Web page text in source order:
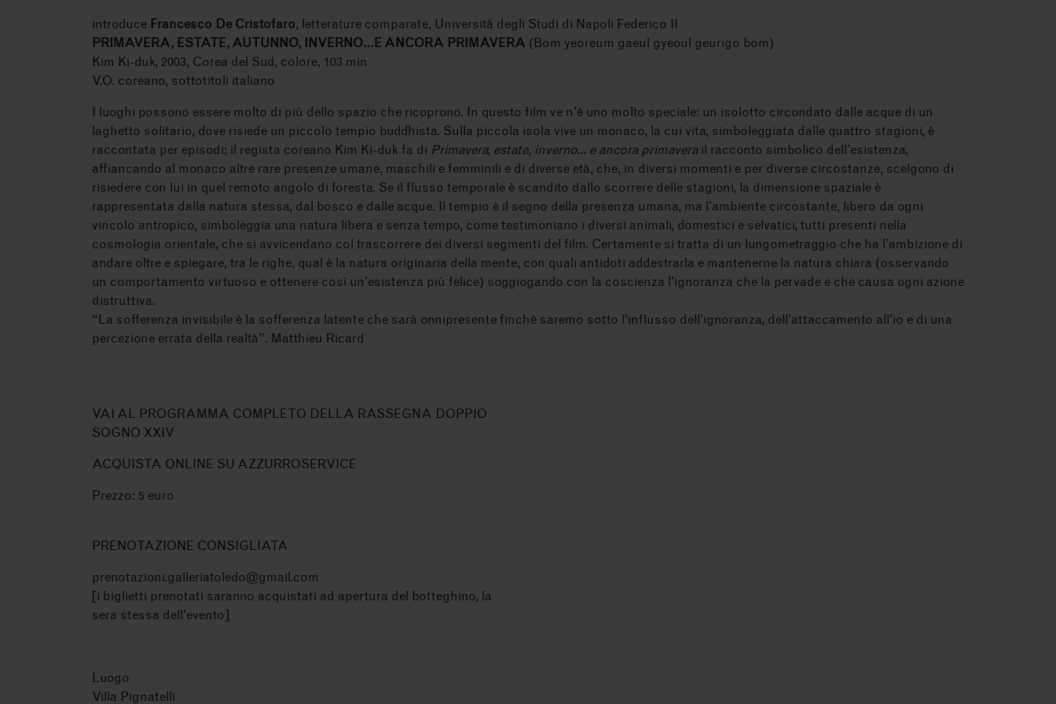
introduce Francesco De Cristofaro, letterature comparate, Università degli Studi di Napoli Federico II
PRIMAVERA, ESTATE, AUTUNNO, INVERNO…E ANCORA PRIMAVERA (Bom yeoreum gaeul gyeoul geurigo bom)
Kim Ki-duk, 2003, Corea del Sud, colore, 103 min
V.O. coreano, sottotitoli italiano
I luoghi possono essere molto di più dello spazio che ricoprono. In questo film ve n'è uno molto speciale: un isolotto circondato dalle acque di un
laghetto solitario, dove risiede un piccolo tempio buddhista. Sulla piccola isola vive un monaco, la cui vita, simboleggiata dalle quattro stagioni, è
raccontata per episodi; il regista coreano Kim Ki-duk fa di Primavera, estate, inverno... e ancora primaverail racconto simbolico dell’esistenza,
affiancando al monaco altre rare presenze umane, maschili e femminili e di diverse età, che, in diversi momenti e per diverse circostanze, scelgono di
risiedere con lui in quel remoto angolo di foresta. Se il flusso temporale è scandito dallo scorrere delle stagioni, la dimensione spaziale è
rappresentata dalla natura stessa, dal bosco e dalle acque. Il tempio è il segno della presenza umana, ma l’ambiente circostante, libero da ogni
vincolo antropico, simboleggia una natura libera e senza tempo, come testimoniano i diversi animali, domestici e selvatici, tutti presenti nella
cosmologia orientale, che si avvicendano col trascorrere dei diversi segmenti del film. Certamente si tratta di un lungometraggio che ha l’ambizione di
andare oltre e spiegare, tra le righe, qual è la natura originaria della mente, con quali antidoti addestrarla e mantenerne la natura chiara (osservando
un comportamento virtuoso e ottenere così un’esistenza più felice) soggiogando con la coscienza l’ignoranza che la pervade e che causa ogni azione
distruttiva.
“La sofferenza invisibile è la sofferenza latente che sarà onnipresente finchè saremo sotto l’influsso dell’ignoranza, dell’attaccamento all’io e di una
percezione errata della realtà”. Matthieu Ricard
VAI AL PROGRAMMA COMPLETO DELLA RASSEGNA DOPPIO
SOGNO XXIV
ACQUISTA ONLINE SU AZZURROSERVICE
Prezzo: 5 euro
PRENOTAZIONE CONSIGLIATA
prenotazioni.galleriatoledo@gmail.com
[i biglietti prenotati saranno acquistati ad apertura del botteghino, la
sera stessa dell'evento]
Luogo
Villa Pignatelli